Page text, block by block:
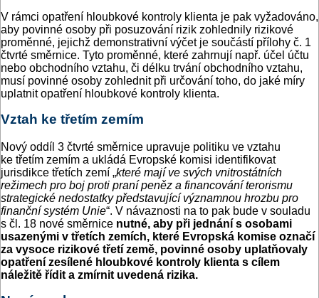
V rámci opatření hloubkové kontroly klienta je pak vyžadováno,
aby povinné osoby při posuzování rizik zohlednily rizikové
proměnné, jejichž demonstrativní výčet je součástí přílohy č. 1
čtvrté směrnice. Tyto proměnné, které zahrnují např. účel účtu
nebo obchodního vztahu, či délku trvání obchodního vztahu,
musí povinné osoby zohlednit při určování toho, do jaké míry
uplatnit opatření hloubkové kontroly klienta.
Vztah ke třetím zemím
Nový oddíl 3 čtvrté směrnice upravuje politiku ve vztahu
ke třetím zemím a ukládá Evropské komisi identifikovat
jurisdikce třetích zemí „které mají ve svých vnitrostátních
režimech pro boj proti praní peněz a financování terorismu
strategické nedostatky představující významnou hrozbu pro
finanční systém Unie“. V návaznosti na to pak bude v souladu
s čl. 18 nové směrnice nutné, aby při jednání s osobami
usazenými v třetích zemích, které Evropská komise označí
za vysoce rizikové třetí země, povinné osoby uplatňovaly
opatření zesílené hloubkové kontroly klienta s cílem
náležitě řídit a zmírnit uvedená rizika.